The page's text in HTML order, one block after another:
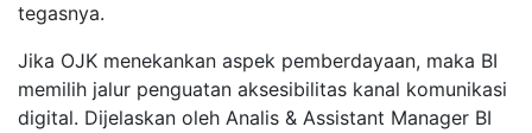
tegasnya.
Jika OJK menekankan aspek pemberdayaan, maka BI
memilih jalur penguatan aksesibilitas kanal komunikasi
digital. Dijelaskan oleh Analis & Assistant Manager BI